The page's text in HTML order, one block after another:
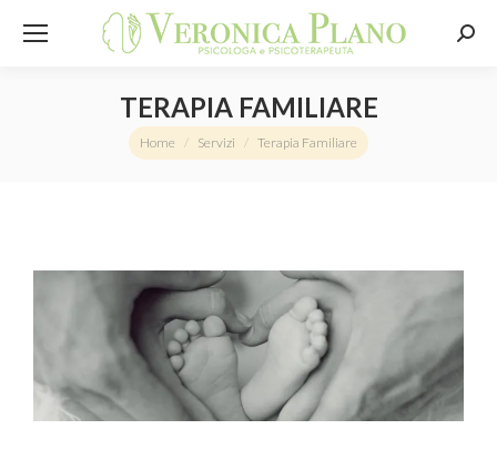
TERAPIA FAMILIARE
You are here:
Home Servizi Terapia Familiare